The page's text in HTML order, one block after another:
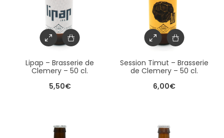
Lipap – Brasserie de
Clemery – 50 cl.
5,50€
Session Timut – Brasserie
de Clemery – 50 cl.
6,00€